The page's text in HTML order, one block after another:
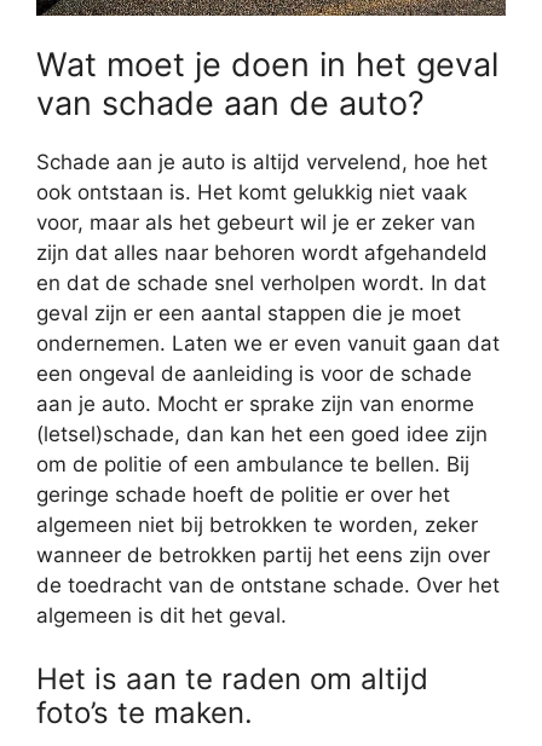
Wat moet je doen in het geval
van schade aan de auto?
Schade aan je auto is altijd vervelend, hoe het
ook ontstaan is. Het komt gelukkig niet vaak
voor, maar als het gebeurt wil je er zeker van
zijn dat alles naar behoren wordt afgehandeld
en dat de schade snel verholpen wordt. In dat
geval zijn er een aantal stappen die je moet
ondernemen. Laten we er even vanuit gaan dat
een ongeval de aanleiding is voor de schade
aan je auto. Mocht er sprake zijn van enorme
(letsel)schade, dan kan het een goed idee zijn
om de politie of een ambulance te bellen. Bij
geringe schade hoeft de politie er over het
algemeen niet bij betrokken te worden, zeker
wanneer de betrokken partij het eens zijn over
de toedracht van de ontstane schade. Over het
algemeen is dit het geval.
Het is aan te raden om altijd
foto’s te maken.